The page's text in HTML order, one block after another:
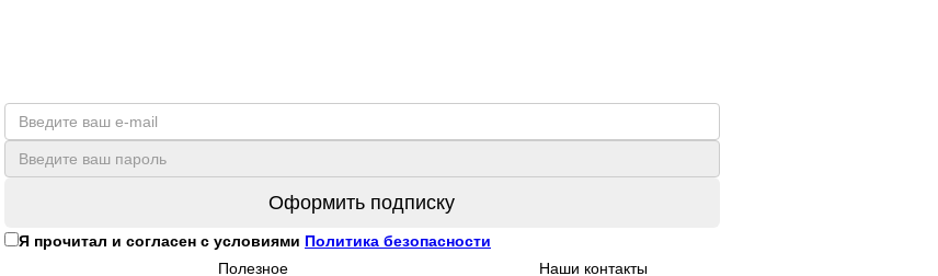
Оформить подписку
Я прочитал и согласен с условиями Политика безопасности
Полезное Наши контакты